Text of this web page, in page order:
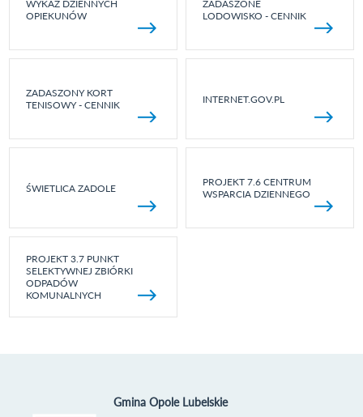
WYKAZ DZIENNYCH
OPIEKUNÓW
ZADASZONE
LODOWISKO - CENNIK
ZADASZONY KORT
TENISOWY - CENNIK
INTERNET.GOV.PL
ŚWIETLICA ZADOLE
PROJEKT 7.6 CENTRUM
WSPARCIA DZIENNEGO
PROJEKT 3.7 PUNKT
SELEKTYWNEJ ZBIÓRKI
ODPADÓW
KOMUNALNYCH
Gmina Opole Lubelskie